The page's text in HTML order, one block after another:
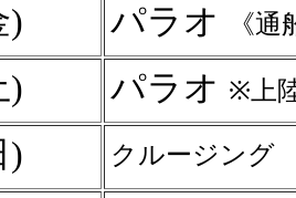
) パラオ 《通
) パラ オ ※上
) クルージング